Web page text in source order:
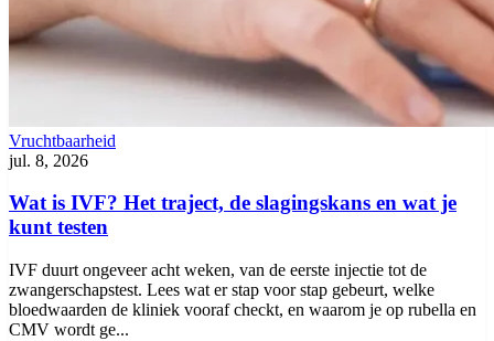
Vruchtbaarheid
jul. 8, 2026
Wat is IVF? Het traject, de slagingskans en wat je
kunt testen
IVF duurt ongeveer acht weken, van de eerste injectie tot de
zwangerschapstest. Lees wat er stap voor stap gebeurt, welke
bloedwaarden de kliniek vooraf checkt, en waarom je op rubella en
CMV wordt ge...